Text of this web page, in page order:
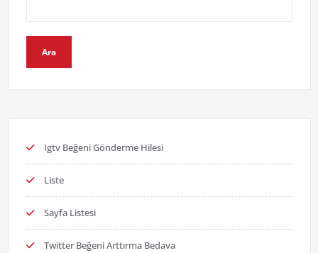
Ara
Igtv Beğeni Gönderme Hilesi
Liste
Sayfa Listesi
Twitter Beğeni Arttırma Bedava